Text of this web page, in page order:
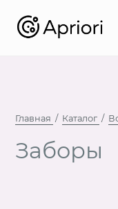
Главная Каталог
Заборы